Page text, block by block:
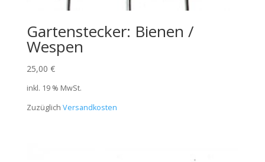
Gartenstecker: Bienen /
Wespen
25,00 €
inkl. 19 % MwSt.
Zuzüglich Versandkosten